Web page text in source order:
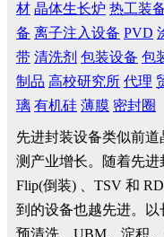
材 晶体生长炉 热工装
备 离子注入设备 PVD
带 清洗剂 包装设备 包
制品 高校研究所 代理
璃 有机硅 薄膜 密封圈
先进封装设备类似前
测产业增长。随着先进
Flip(倒装) 、TSV 和
到的设备也越先进。
预清洗、UBM、淀积